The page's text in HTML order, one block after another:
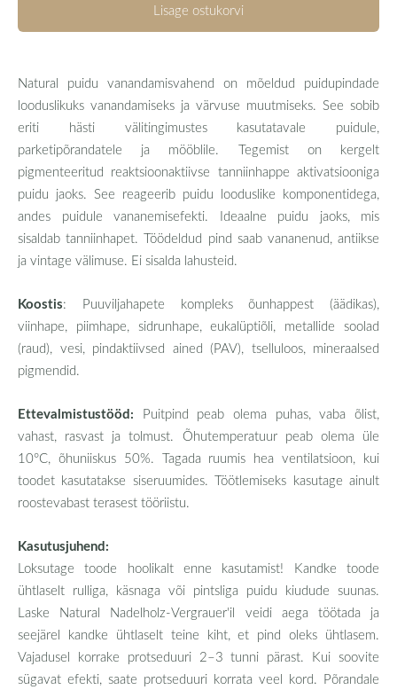
Lisage ostukorvi
Natural puidu vanandamisvahend on mõeldud puidupindade
looduslikuks vanandamiseks ja värvuse muutmiseks. See sobib
eriti hästi välitingimustes kasutatavale puidule,
parketipõrandatele ja mööblile. Tegemist on kergelt
pigmenteeritud reaktsioonaktiivse tanniinhappe aktivatsiooniga
puidu jaoks. See reageerib puidu looduslike komponentidega,
andes puidule vananemisefekti. Ideaalne puidu jaoks, mis
sisaldab tanniinhapet. Töödeldud pind saab vananenud, antiikse
ja vintage välimuse. Ei sisalda lahusteid.
Koostis: Puuviljahapete kompleks õunhappest (äädikas),
viinhape, piimhape, sidrunhape, eukalüptiõli, metallide soolad
(raud), vesi, pindaktiivsed ained (PAV), tselluloos, mineraalsed
pigmendid.
Ettevalmistustööd: Puitpind peab olema puhas, vaba õlist,
vahast, rasvast ja tolmust. Õhutemperatuur peab olema üle
10°C, õhuniiskus 50%. Tagada ruumis hea ventilatsioon, kui
toodet kasutatakse siseruumides. Töötlemiseks kasutage ainult
roostevabast terasest tööriistu.
Kasutusjuhend:
Loksutage toode hoolikalt enne kasutamist! Kandke toode
ühtlaselt rulliga, käsnaga või pintsliga puidu kiudude suunas.
Laske Natural Nadelholz-Vergrauer'il veidi aega töötada ja
seejärel kandke ühtlaselt teine kiht, et pind oleks ühtlasem.
Vajadusel korrake protseduuri 2–3 tunni pärast. Kui soovite
sügavat efekti, saate protseduuri korrata veel kord. Põrandale